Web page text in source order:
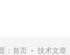
： 首页 - 技术文章